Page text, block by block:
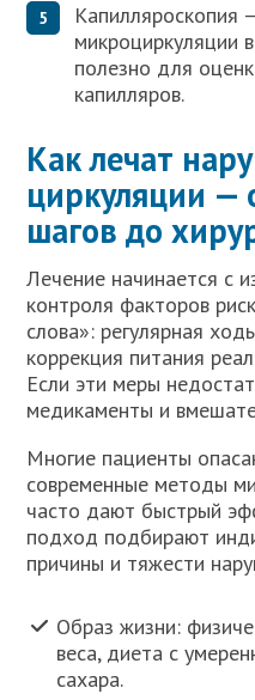
Капилляроскопия
микроциркуляции
полезно для
капилляров.
Как лечат
циркуляции —
шагов до
Лечение начинается с
контроля факторов
слова»: регулярная
коррекция питания
Если эти меры
медикаменты и
Многие пациенты
современные методы
часто дают быстрый
подход подбирают
причины и тяжести
Образ жизни:
веса, диета с
сахара.